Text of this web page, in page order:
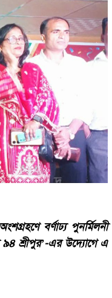
বর্ণাঢ্য পুনর্মিলনী
৯৪ শ্রীপুর’-এর উদ্যোগে এ